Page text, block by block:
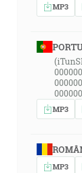
MP3
MP3
MP3